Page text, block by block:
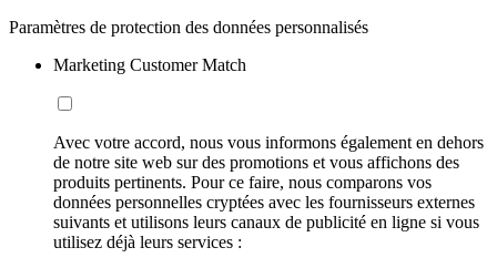
Paramètres de protection des données personnalisés
Marketing Customer Match
Avec votre accord, nous vous informons également en dehors
de notre site web sur des promotions et vous affichons des
produits pertinents. Pour ce faire, nous comparons vos
données personnelles cryptées avec les fournisseurs externes
suivants et utilisons leurs canaux de publicité en ligne si vous
utilisez déjà leurs services :